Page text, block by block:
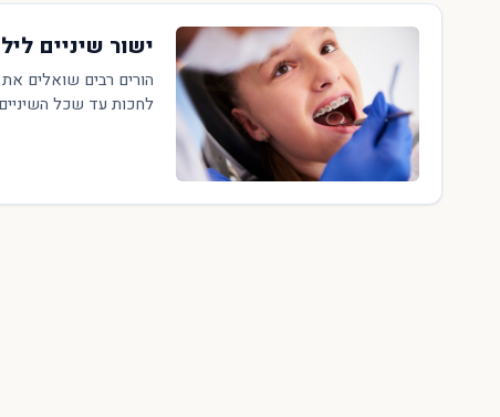
ישור שיניים
הורים רבים שואלים
לחכות עד שכל השיניים